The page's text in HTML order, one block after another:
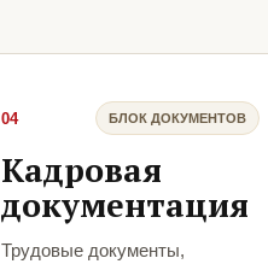
04 БЛОК ДОКУМЕНТОВ
Кадровая
документация
Трудовые документы,